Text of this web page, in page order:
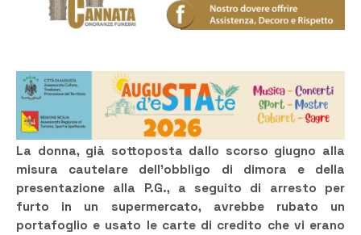
La donna, già sottoposta dallo scorso giugno alla
misura cautelare dell’obbligo di dimora e della
presentazione alla P.G., a seguito di arresto per
furto in un supermercato, avrebbe rubato un
portafoglio e usato le carte di credito che vi erano